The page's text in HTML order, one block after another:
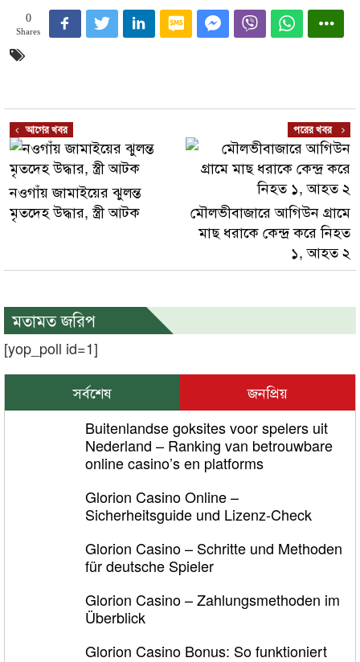
0
Shares
আগের খবর
নওগাঁয় জামাইয়ের ঝুলন্ত
মৃতদেহ উদ্ধার, স্ত্রী আটক
পরের খবর
মৌলভীবাজারে আগিউন গ্রামে
মাছ ধরাকে কেন্দ্র করে নিহত
১, আহত ২
মতামত জরিপ
[yop_poll id=1]
সর্বশেষ
জনপ্রিয়
Buitenlandse goksites voor spelers uit
Nederland – Ranking van betrouwbare
online casino’s en platforms
Glorion Casino Online –
Sicherheitsguide und Lizenz‑Check
Glorion Casino – Schritte und Methoden
für deutsche Spieler
Glorion Casino – Zahlungsmethoden im
Überblick
Glorion Casino Bonus: So funktioniert